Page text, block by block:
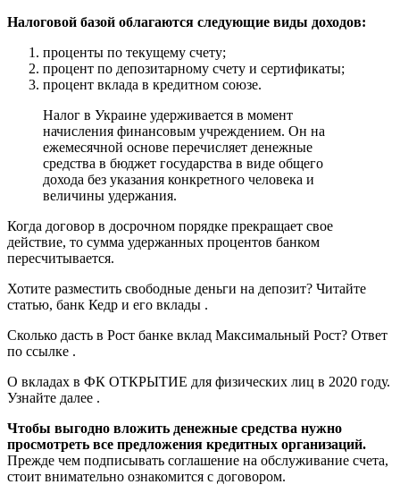
Налоговой базой облагаются следующие виды доходов:
проценты по текущему счету;
процент по депозитарному счету и сертификаты;
процент вклада в кредитном союзе.
Налог в Украине удерживается в момент
начисления финансовым учреждением. Он на
ежемесячной основе перечисляет денежные
средства в бюджет государства в виде общего
дохода без указания конкретного человека и
величины удержания.
Когда договор в досрочном порядке прекращает свое
действие, то сумма удержанных процентов банком
пересчитывается.
Хотите разместить свободные деньги на депозит? Читайте
статью, банк Кедр и его вклады .
Сколько дасть в Рост банке вклад Максимальный Рост? Ответ
по ссылке .
О вкладах в ФК ОТКРЫТИЕ для физических лиц в 2020 году.
Узнайте далее .
Чтобы выгодно вложить денежные средства нужно
просмотреть все предложения кредитных организаций.
Прежде чем подписывать соглашение на обслуживание счета,
стоит внимательно ознакомится с договором.